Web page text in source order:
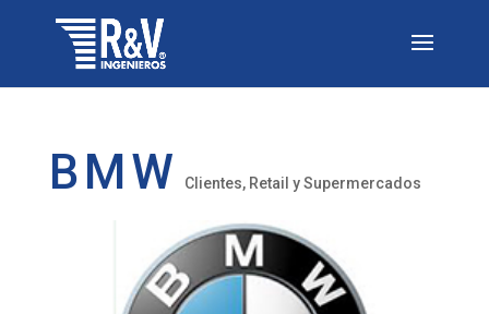
BMW Clientes, Retail y Supermercados